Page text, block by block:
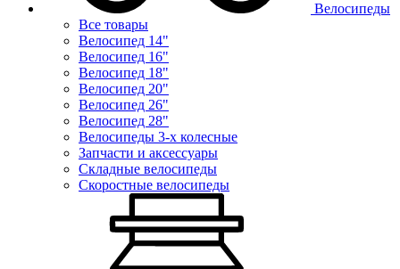
Велосипеды
Все товары
Велосипед 14"
Велосипед 16"
Велосипед 18"
Велосипед 20"
Велосипед 26"
Велосипед 28"
Велосипеды 3-х колесные
Запчасти и аксессуары
Складные велосипеды
Скоростные велосипеды